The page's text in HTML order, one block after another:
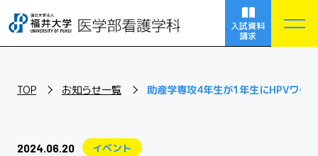
入試資料
請求
看護学科 NURSING
TOP お知らせ一覧 助産学専攻4年生が1年生にHPVワク
2024.06.20 イベント